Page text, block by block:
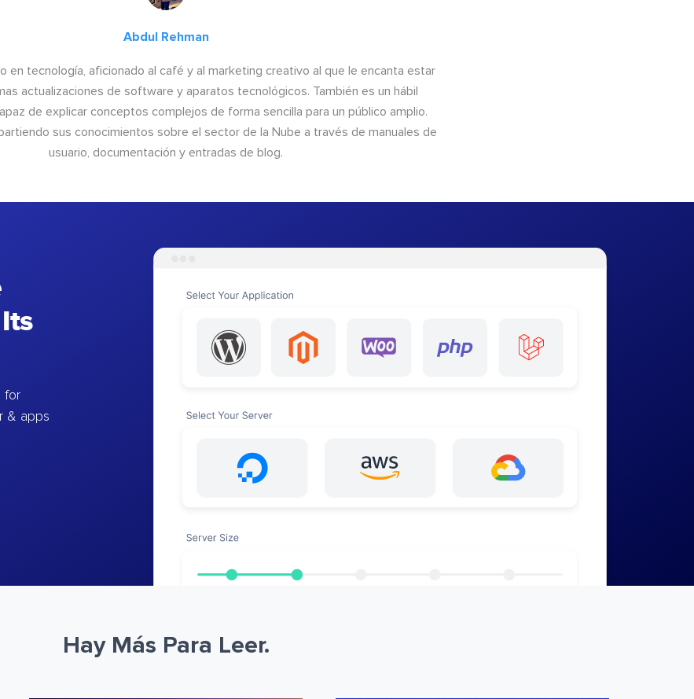
Abdul Rehman
en tecnología, aficionado al café y al marketing creativo al que le encanta estar
actualizaciones de software y aparatos tecnológicos. También es un hábil
de explicar conceptos complejos de forma sencilla para un público amplio.
sus conocimientos sobre el sector de la Nube a través de manuales de
usuario, documentación y entradas de blog.
for
& apps
Hay Más Para Leer.